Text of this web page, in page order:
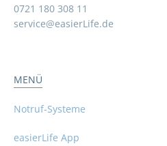
0721 180 308 11
service@easierLife.de
MENÜ
Notruf-Systeme
easierLife App